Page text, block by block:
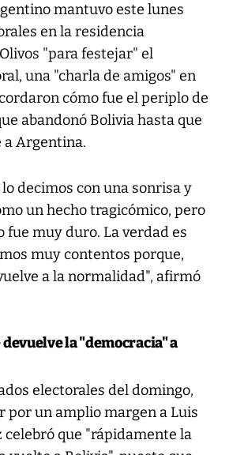
mantuvo este lunes
en la residencia
"para festejar" el
una "charla de amigos" en
cómo fue el periplo de
abandonó Bolivia hasta que
Argentina.
decimos con una sonrisa y
un hecho tragicómico, pero
fue muy duro. La verdad es
muy contentos porque,
a la normalidad", afirmó
la "democracia" a
electorales del domingo,
por un amplio margen a Luis
celebró que "rápidamente la